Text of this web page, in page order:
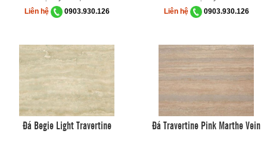
Liên hệ
0903.930.126
Liên hệ
0903.930.126
Đá Begie Light Travertine Đá Travertine Pink Marthe Vein